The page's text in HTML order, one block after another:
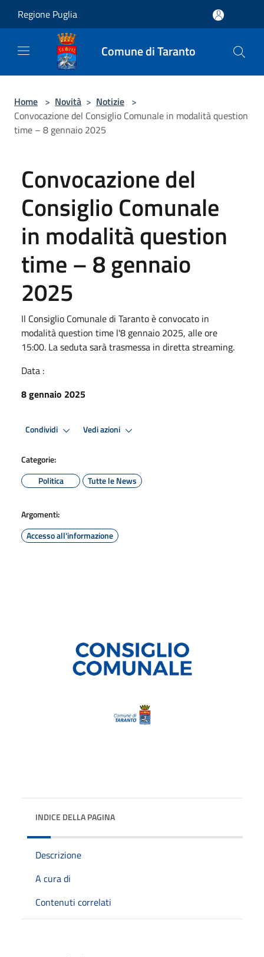
Regione Puglia
Comune di Taranto
Home > Novità > Notizie >
Convocazione del Consiglio Comunale in modalità question
time – 8 gennaio 2025
Convocazione del
Consiglio Comunale
in modalità question
time – 8 gennaio
2025
Il Consiglio Comunale di Taranto è convocato in
modalità question time l'8 gennaio 2025, alle ore
15:00. La seduta sarà trasmessa in diretta streaming.
Data :
8 gennaio 2025
Condividi Vedi azioni
Categorie:
Politica
Tutte le News
Argomenti:
Accesso all'informazione
INDICE DELLA PAGINA
Descrizione
A cura di
Contenuti correlati